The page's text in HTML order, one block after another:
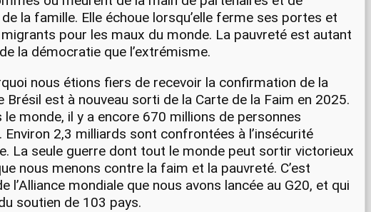
la famille. Elle échoue lorsqu’elle ferme ses portes et
pour les maux du monde. La pauvreté est autant
de la démocratie que l’extrémisme.
nous étions fiers de recevoir la confirmation de la
Brésil est à nouveau sorti de la Carte de la Faim en 2025.
le monde, il y a encore 670 millions de personnes
2,3 milliards sont confrontées à l’insécurité
La seule guerre dont tout le monde peut sortir victorieux
nous menons contre la faim et la pauvreté. C’est
l’Alliance mondiale que nous avons lancée au G20, et qui
soutien de 103 pays.